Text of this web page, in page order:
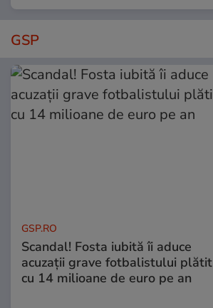
GSP
GSP.RO
Scandal! Fosta iubită îi aduce
acuzații grave fotbalistului plătit
cu 14 milioane de euro pe an